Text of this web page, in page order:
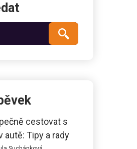
cestovat s
autě: Tipy a rady